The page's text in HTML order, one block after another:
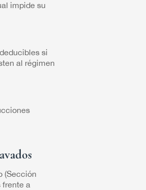
impide su
si
al régimen
(Sección
frente a